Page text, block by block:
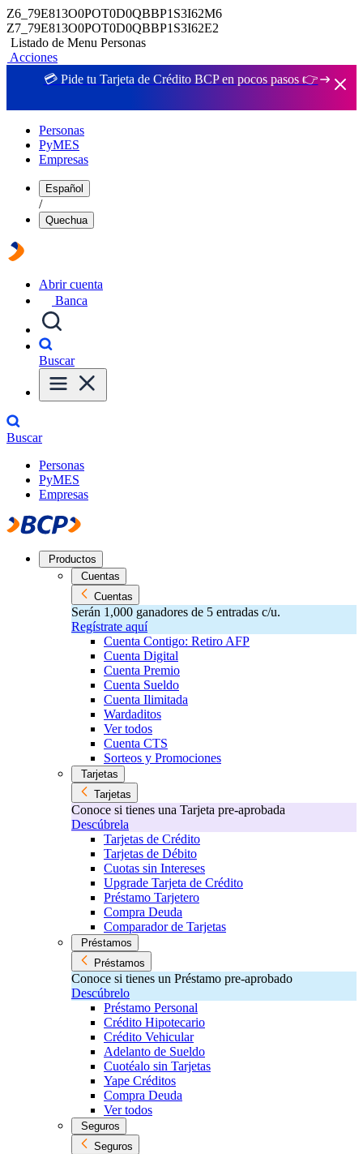
Z6_79E813O0POT0D0QBBP1S3I62M6
Z7_79E813O0POT0D0QBBP1S3I62E2
Listado de Menu Personas
Acciones
💳 Pide tu Tarjeta de Crédito BCP en pocos pasos 👉
Personas
PyMES
Empresas
Español
/
Quechua
Abrir cuenta
Banca
Buscar
Buscar
Personas
PyMES
Empresas
Productos
Cuentas
Cuentas
Serán 1,000 ganadores de 5 entradas c/u.
Regístrate aquí
Cuenta Contigo: Retiro AFP
Cuenta Digital
Cuenta Premio
Cuenta Sueldo
Cuenta Ilimitada
Wardaditos
Ver todos
Cuenta CTS
Sorteos y Promociones
Tarjetas
Tarjetas
Conoce si tienes una Tarjeta pre-aprobada
Descúbrela
Tarjetas de Crédito
Tarjetas de Débito
Cuotas sin Intereses
Upgrade Tarjeta de Crédito
Préstamo Tarjetero
Compra Deuda
Comparador de Tarjetas
Préstamos
Préstamos
Conoce si tienes un Préstamo pre-aprobado
Descúbrelo
Préstamo Personal
Crédito Hipotecario
Crédito Vehicular
Adelanto de Sueldo
Cuotéalo sin Tarjetas
Yape Créditos
Compra Deuda
Ver todos
Seguros
Seguros